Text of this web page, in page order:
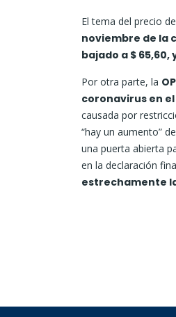
El tema del precio
noviembre de la
bajado a $ 65,60,
Por otra parte, la
coronavirus en
causada por
“hay un aumento”
una puerta abierta
en la declaración
estrechamente